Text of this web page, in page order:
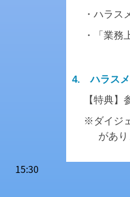
・ハラス
・「業務
4. ハラスメ
【特典】
※ダイジ
があ
15:30